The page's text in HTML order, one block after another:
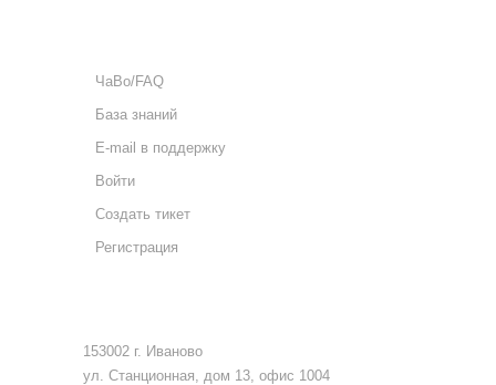
ЧаВо/FAQ
База знаний
E-mail в поддержку
Войти
Создать тикет
Регистрация
153002 г. Иваново
ул. Станционная, дом 13, офис 1004